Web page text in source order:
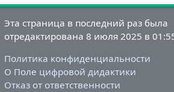
Эта страница в последний раз была
отредактирована 8 июля 2025 в
Политика конфиденциальности
О Поле цифровой дидактики
Отказ от ответственности